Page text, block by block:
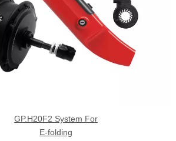
GP.H20F2 System For
E-folding